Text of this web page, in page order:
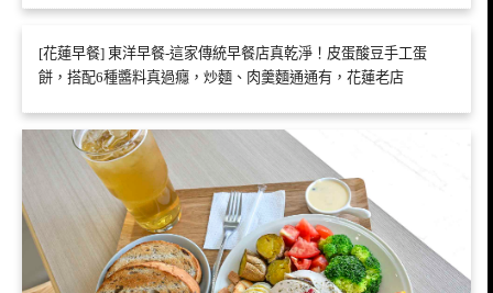
[花蓮早餐] 東洋早餐-這家傳統早餐店真乾淨！皮蛋酸豆手工蛋
餅，搭配6種醬料真過癮，炒麵、肉羹麵通通有，花蓮老店